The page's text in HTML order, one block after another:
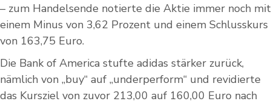
– zum Handelsende notierte die Aktie immer noch mit
einem Minus von 3,62 Prozent und einem Schlusskurs
von 163,75 Euro.
Die Bank of America stufte adidas stärker zurück,
nämlich von „buy“ auf „underperform“ und revidierte
das Kursziel von zuvor 213,00 auf 160,00 Euro nach